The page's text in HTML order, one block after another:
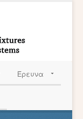
Έρευνα